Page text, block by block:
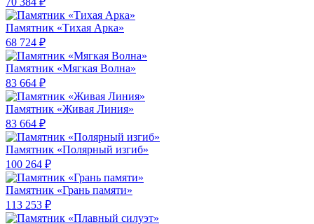
Памятник «Тихая Арка»
68 724 ₽
Памятник «Мягкая Волна»
83 664 ₽
Памятник «Живая Линия»
83 664 ₽
Памятник «Полярный изгиб»
100 264 ₽
Памятник «Грань памяти»
113 253 ₽